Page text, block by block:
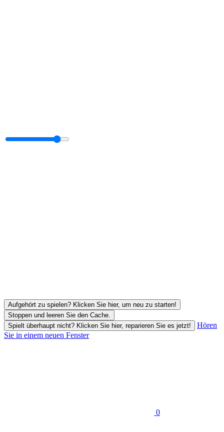
Aufgehört zu spielen? Klicken Sie hier, um neu zu starten!
Stoppen und leeren Sie den Cache.
Spielt überhaupt nicht? Klicken Sie hier, reparieren Sie es jetzt!
Hören
Sie in einem neuen Fenster
0